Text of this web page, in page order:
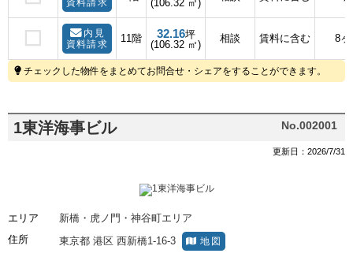
(106.32 ㎡)
内見
資料請求
11階 32.16坪
(106.32 ㎡)
相談 賃料に含む 8ヶ
チェックした物件をまとめてお問合せ・シェアをすることができます。
1東洋海事ビル No.002001
更新日：2026/7/31
エリア
新橋・虎ノ門・神谷町エリア
住所
東京都 港区 西新橋1-16-3 地図